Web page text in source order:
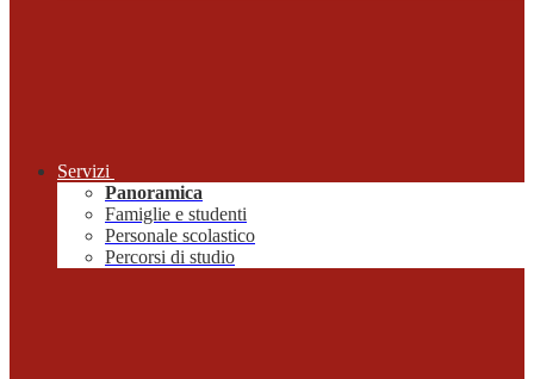
Servizi
Panoramica
Famiglie e studenti
Personale scolastico
Percorsi di studio